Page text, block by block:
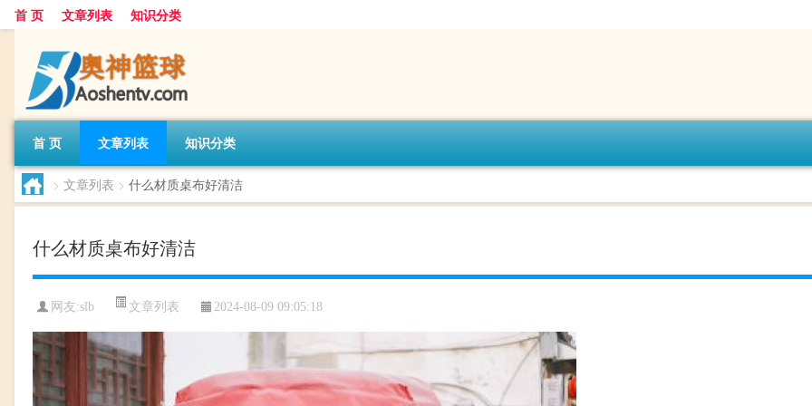
首 页 文章列表 知识分类
首 页 文章列表 知识分类
> 文章列表 > 什么材质桌布好清洁
什么材质桌布好清洁
网友:slb 文章列表 2024-08-09 09:05:18